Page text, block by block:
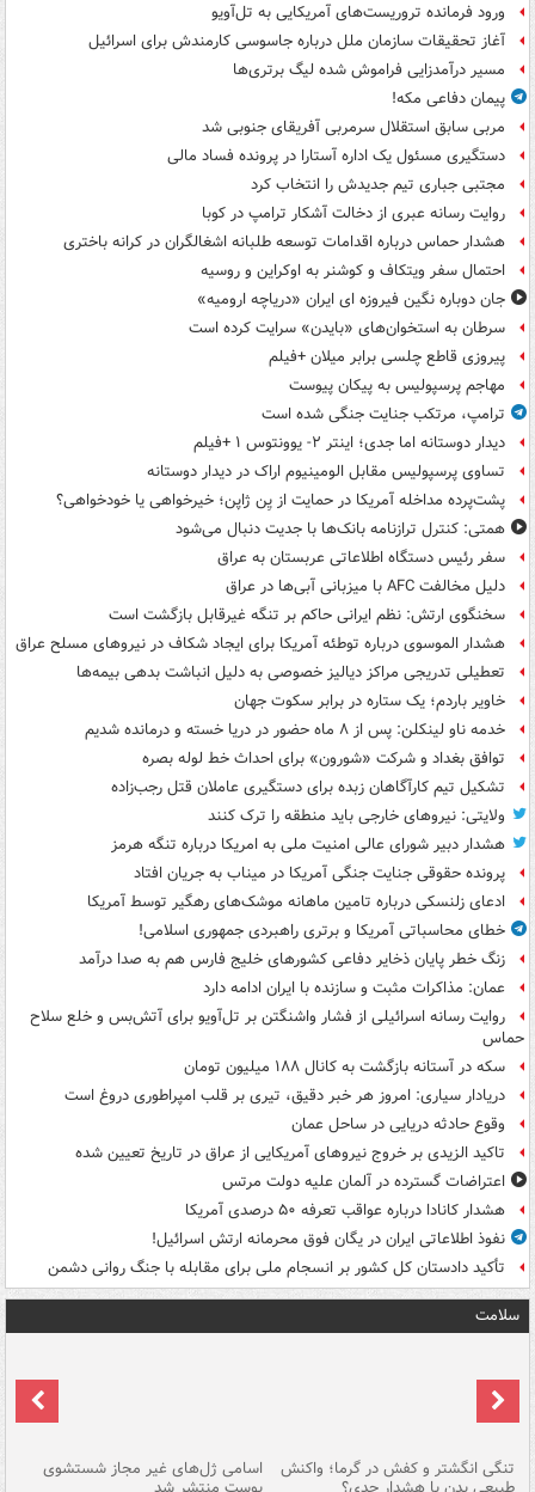
ورود فرمانده تروریست‌های آمریکایی به تل‌آویو
آغاز تحقیقات سازمان ملل درباره جاسوسی کارمندش برای اسرائیل
مسیر درآمدزایی فراموش شده لیگ برتری‌ها
پیمان دفاعی مکه!
مربی سابق استقلال سرمربی آفریقای جنوبی شد
دستگیری مسئول یک اداره آستارا در پرونده فساد مالی
مجتبی جباری تیم جدیدش را انتخاب کرد
روایت رسانه عبری از دخالت آشکار ترامپ در کوبا
هشدار حماس درباره اقدامات توسعه طلبانه اشغالگران در کرانه باختری
احتمال سفر ویتکاف و کوشنر به اوکراین و روسیه
جان دوباره نگین فیروزه ای ایران «دریاچه ارومیه»
سرطان به استخوان‌های «بایدن» سرایت کرده است
پیروزی قاطع چلسی برابر میلان +فیلم
مهاجم پرسپولیس به پیکان پیوست
ترامپ، مرتکب جنایت جنگی شده است
دیدار دوستانه اما جدی؛ اینتر ۲- یوونتوس ۱ +فیلم
تساوی پرسپولیس مقابل الومینیوم اراک در دیدار دوستانه
پشت‌پرده مداخله آمریکا در حمایت از یِن ژاپن؛ خیرخواهی یا خودخواهی؟
همتی: کنترل ترازنامه بانک‌ها با جدیت دنبال می‌شود
سفر رئیس دستگاه اطلاعاتی عربستان به عراق
دلیل مخالفت AFC با میزبانی آبی‌ها در عراق
سخنگوی ارتش: نظم ایرانی حاکم بر تنگه غیرقابل بازگشت است
هشدار الموسوی درباره توطئه آمریکا برای ایجاد شکاف در نیروهای مسلح عراق
تعطیلی تدریجی مراکز دیالیز خصوصی به دلیل انباشت بدهی بیمه‌ها
خاویر باردم؛ یک ستاره در برابر سکوت جهان
خدمه ناو لینکلن: پس از ۸ ماه حضور در دریا خسته و درمانده‌ شدیم
توافق بغداد و شرکت «شورون» برای احداث خط لوله بصره
تشکیل تیم کارآگاهان زبده برای دستگیری عاملان قتل رجب‌زاده
ولایتی: نیروهای خارجی باید منطقه را ترک کنند
هشدار دبیر شورای عالی امنیت ملی به امریکا درباره تنگه هرمز
پرونده حقوقی جنایت جنگی آمریکا در میناب به جریان افتاد
ادعای زلنسکی درباره تامین ماهانه موشک‌های رهگیر توسط آمریکا
خطای محاسباتی آمریکا و برتری راهبردی جمهوری اسلامی!
زنگ خطر پایان ذخایر دفاعی کشورهای خلیج فارس هم به صدا درآمد
عمان: مذاکرات مثبت و سازنده با ایران ادامه دارد
روایت رسانه اسرائیلی از فشار واشنگتن بر تل‌آویو برای آتش‌بس و خلع سلاح
حماس
سکه در آستانه بازگشت به کانال ۱۸۸ میلیون تومان
دریادار سیاری: امروز هر خبر دقیق، تیری بر قلب امپراطوری دروغ است
وقوع حادثه دریایی در ساحل عمان
تاکید الزیدی بر خروج نیروهای آمریکایی از عراق در تاریخ تعیین شده
اعتراضات گسترده در آلمان علیه دولت مرتس
هشدار کانادا درباره عواقب تعرفه ۵۰ درصدی آمریکا
نفوذ اطلاعاتی ایران در یگان فوق محرمانه ارتش اسرائیل!
تأکید دادستان کل کشور بر انسجام ملی برای مقابله با جنگ روانی دشمن
سلامت
تنگی انگشتر و کفش در گرما؛ واکنش اسامی ژل‌های غیر مجاز شستشوی